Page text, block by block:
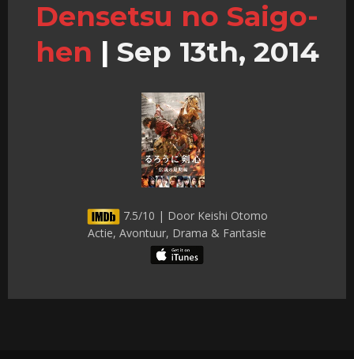
Densetsu no Saigo-
hen | Sep 13th, 2014
7.5/10 | Door Keishi Otomo
Actie, Avontuur, Drama & Fantasie